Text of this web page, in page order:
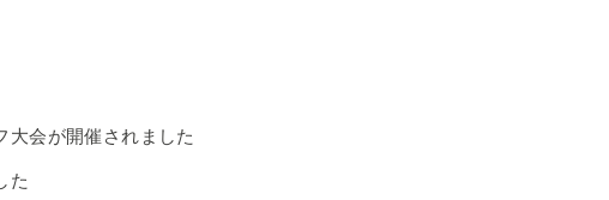
大会が開催されました
た